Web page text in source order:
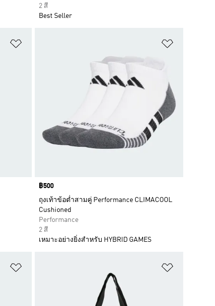
2 สี
Best Seller
Price
฿500
ถุงเท้าข้อต่ำสามคู่ Performance CLIMACOOL
Cushioned
Performance
2 สี
เหมาะอย่างยิ่งสำหรับ HYBRID GAMES